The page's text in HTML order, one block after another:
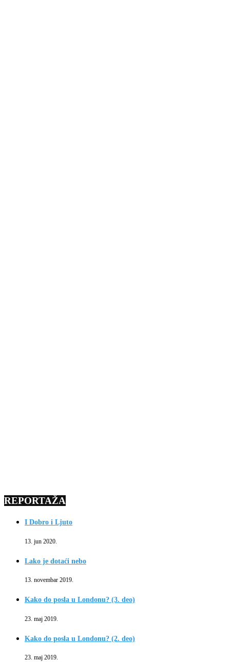
REPORTAŽA
I Dobro i Ljuto
13. jun 2020.
Lako je dotaći nebo
13. novembar 2019.
Kako do posla u Londonu? (3. deo)
23. maj 2019.
Kako do posla u Londonu? (2. deo)
23. maj 2019.